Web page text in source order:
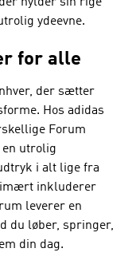
ydeevne.
for alle
der sætter
Hos adidas
Forum
utrolig
i alt lige fra
inkluderer
leverer en
du løber, springer,
din dag.